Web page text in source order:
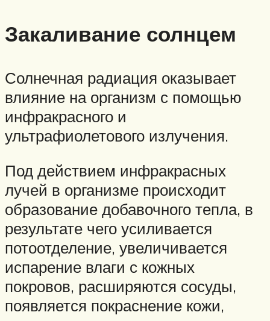
Закаливание солнцем
Солнечная радиация оказывает
влияние на организм с помощью
инфракрасного и
ультрафиолетового излучения.
Под действием инфракрасных
лучей в организме происходит
образование добавочного тепла, в
результате чего усиливается
потоотделение, увеличивается
испарение влаги с кожных
покровов, расширяются сосуды,
появляется покраснение кожи,